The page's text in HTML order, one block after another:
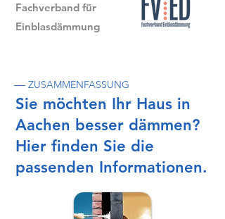
Fachverband für
Einblasdämmung
— ZUSAMMENFASSUNG
Sie möchten Ihr Haus in
Aachen besser dämmen?
Hier finden Sie die
passenden Informationen.